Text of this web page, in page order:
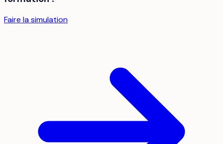
Faire la simulation